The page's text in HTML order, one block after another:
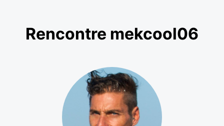
Rencontre mekcool06